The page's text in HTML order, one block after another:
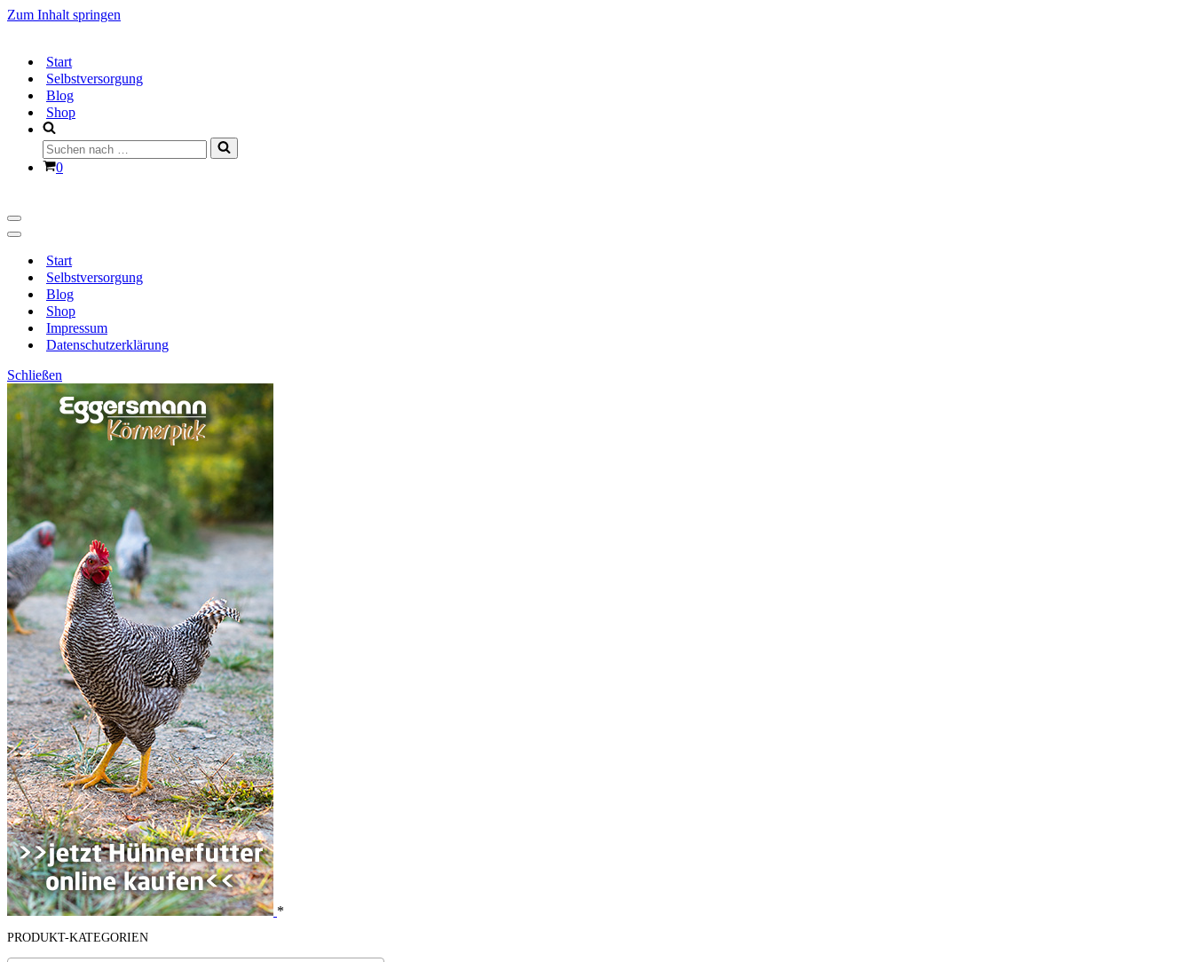
Zum Inhalt springen
Start
Selbstversorgung
Blog
Shop
Suchen
nach …
Warenkorb
0
Navigationsmenü
Navigationsmenü
Start
Selbstversorgung
Blog
Shop
Impressum
Datenschutzerklärung
Schließen
*
PRODUKT-KATEGORIEN